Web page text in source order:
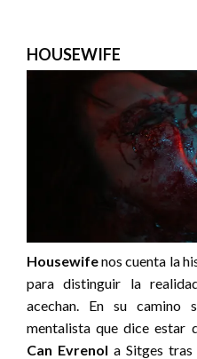
HOUSEWIFE
Housewifenos cuenta la
para distinguir la
acechan. En su camino
mentalista que dice estar
Can Evrenol a Sitges